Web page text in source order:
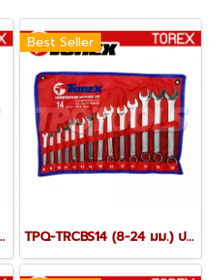
ตายชุด 6 ตัว TOREX
Best Seller
TPQ-TRCBS14 (8-24 มม.) ประแจแหวนข้างปากตายชุด 14 ตัว TOREX